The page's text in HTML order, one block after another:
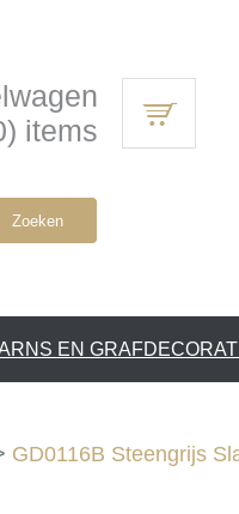
items
Zoeken
EN
GD0116B Steengrijs